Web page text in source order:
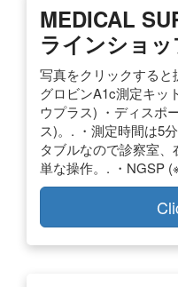
MEDICAL
ラインショ
写真をクリックする
グロビンA1c測定キッ
ウプラス) ・ディスポ
ス)。. ・測定時間は5
タブルなので診察室
単な操作。. ・NGSP